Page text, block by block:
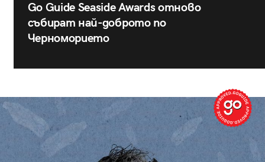
Go Guide Seaside Awards отново
събират най-доброто по
Черноморието